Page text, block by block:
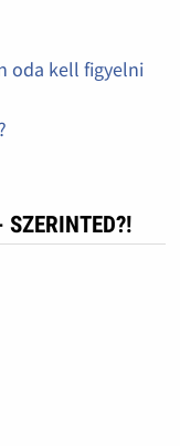
oda kell figyelni
SZERINTED?!